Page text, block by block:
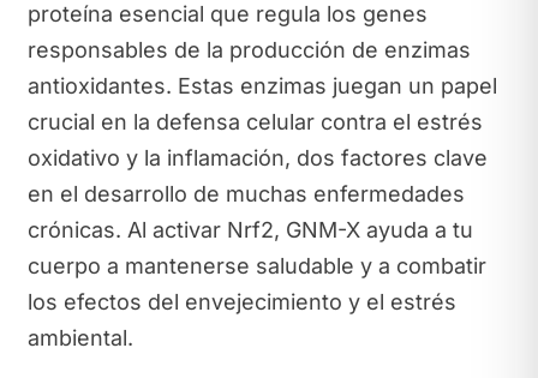
proteína esencial que regula los genes
responsables de la producción de enzimas
antioxidantes. Estas enzimas juegan un papel
crucial en la defensa celular contra el estrés
oxidativo y la inflamación, dos factores clave
en el desarrollo de muchas enfermedades
crónicas. Al activar Nrf2, GNM-X ayuda a tu
cuerpo a mantenerse saludable y a combatir
los efectos del envejecimiento y el estrés
ambiental.